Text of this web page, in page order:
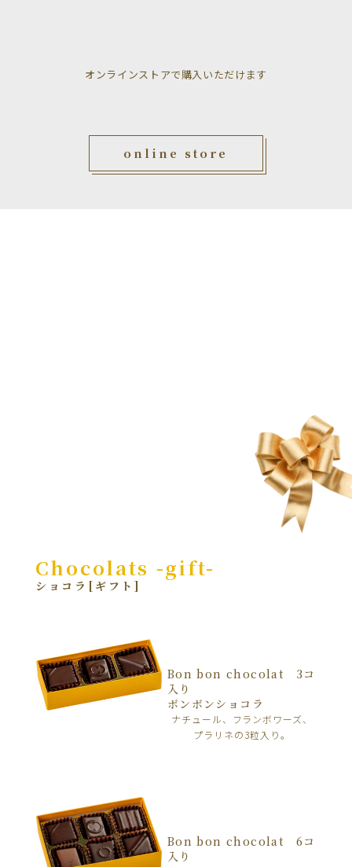
オンラインストアで購入いただけます
online store
Chocolats -gift-
ショコラ[ギフト]
Bon bon chocolat 3コ
入り
ボンボンショコラ
ナチュール、フランボワーズ、
プラリネの3粒入り。
Bon bon chocolat 6コ
入り